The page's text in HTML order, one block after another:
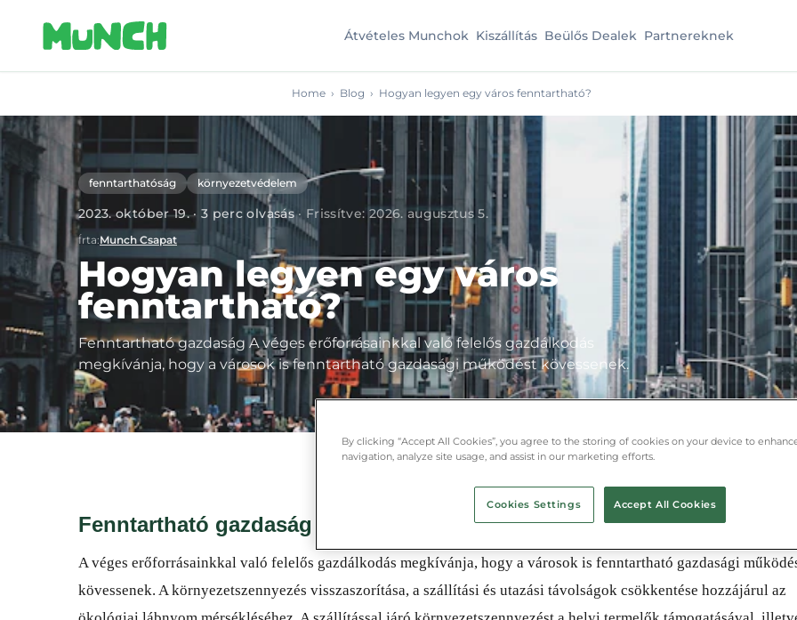
Átvételes Munchok Kiszállítás Beülős Dealek Partnereknek
Home › Blog › Hogyan legyen egy város fenntartható?
fenntarthatóság környezetvédelem
2023. október 19.·3 perc olvasás· Frissítve:2026. augusztus 5.
Írta:Munch Csapat
Hogyan legyen egy város
fenntartható?
Fenntartható gazdaság A véges erőforrásainkkal való felelős gazdálkodás
megkívánja, hogy a városok is fenntartható gazdasági működést kövessenek.
Fenntartható gazdaság
A véges erőforrásainkkal való felelős gazdálkodás megkívánja, hogy a városok is fenntartható gazdasági
kövessenek. A környezetszennyezés visszaszorítása, a szállítási és utazási távolságok csökkentése hozzájárul az
By clicking “Accept All Cookies”, you agree to the storing of cookies on your device to
navigation, analyze site usage, and assist in our marketing efforts.
Cookies Settings Accept All Cookies